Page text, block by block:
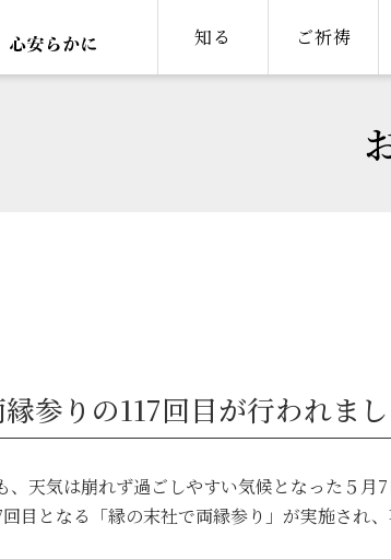
知る ご祈祷
参りの117回目が行われま
天気は崩れず過ごしやすい気候となった５月7
目となる「縁の末社で両縁参り」が実施され